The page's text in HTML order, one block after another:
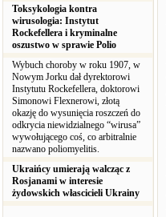
Toksykologia kontra
wirusologia: Instytut
Rockefellera i kryminalne
oszustwo w sprawie Polio
Wybuch choroby w roku 1907, w
Nowym Jorku dał dyrektorowi
Instytutu Rockefellera, doktorowi
Simonowi Flexnerowi, złotą
okazję do wysunięcia roszczeń do
odkrycia niewidzialnego “wirusa”
wywołującego coś, co arbitralnie
nazwano poliomyelitis.
Ukraińcy umierają walcząc z
Rosjanami w interesie
żydowskich włascicieli Ukrainy